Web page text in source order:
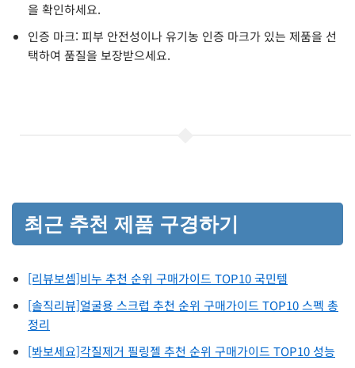
을 확인하세요.
인증 마크: 피부 안전성이나 유기농 인증 마크가 있는 제품을 선
택하여 품질을 보장받으세요.
최근 추천 제품 구경하기
[리뷰보셈]비누 추천 순위 구매가이드 TOP10 국민템
[솔직리뷰]얼굴용 스크럽 추천 순위 구매가이드 TOP10 스펙 총
정리
[봐보세요]각질제거 필링젤 추천 순위 구매가이드 TOP10 성능